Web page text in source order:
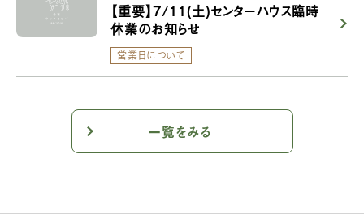
【重要】7/11(土)センターハウス臨時
休業のお知らせ
営業日について
一覧をみる